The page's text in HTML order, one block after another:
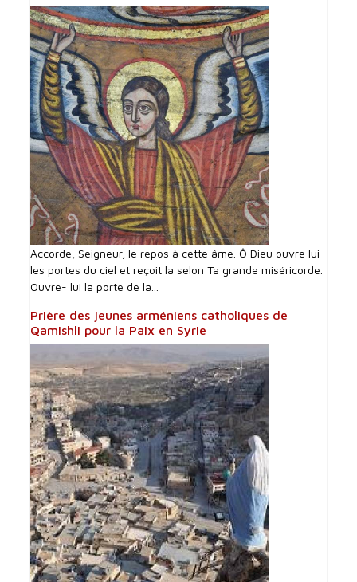
Accorde, Seigneur, le repos à cette âme. Ô Dieu ouvre lui
les portes du ciel et reçoit la selon Ta grande miséricorde.
Ouvre- lui la porte de la...
Prière des jeunes arméniens catholiques de
Qamishli pour la Paix en Syrie